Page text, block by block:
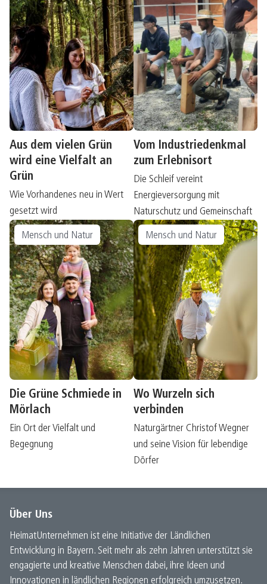
Aus dem vielen Grün
wird eine Vielfalt an
Grün
Wie Vorhandenes neu in Wert
gesetzt wird
Vom Industriedenkmal
zum Erlebnisort
Die Schleif vereint
Energieversorgung mit
Naturschutz und Gemeinschaft
Mensch und Natur
Die Grüne Schmiede in
Mörlach
Ein Ort der Vielfalt und
Begegnung
Mensch und Natur
Wo Wurzeln sich
verbinden
Naturgärtner Christof Wegner
und seine Vision für lebendige
Dörfer
Über Uns
HeimatUnternehmen ist eine Initiative der Ländlichen
Entwicklung in Bayern. Seit mehr als zehn Jahren unterstützt sie
engagierte und kreative Menschen dabei, ihre Ideen und
Innovationen in ländlichen Regionen erfolgreich umzusetzen.